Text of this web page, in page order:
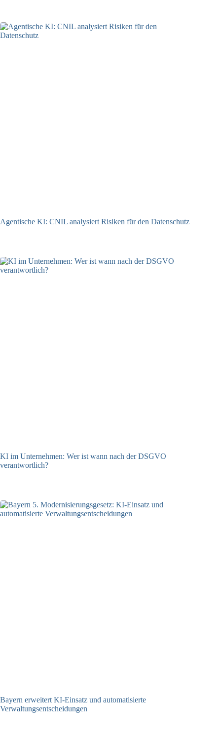
Agentische KI: CNIL analysiert Risiken für den Datenschutz
KI im Unternehmen: Wer ist wann nach der DSGVO
verantwortlich?
Bayern erweitert KI-Einsatz und automatisierte
Verwaltungsentscheidungen